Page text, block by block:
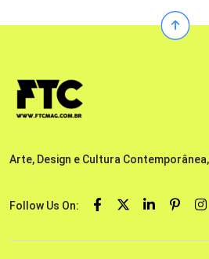
Arte, Design e Cultura
Follow Us On: